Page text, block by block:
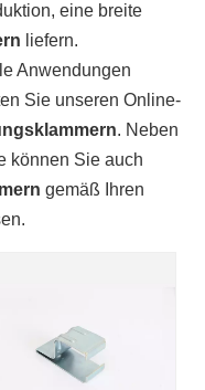
eine breite
liefern.
Anwendungen
Sie unseren Online-
. Neben
können Sie auch
gemäß Ihren